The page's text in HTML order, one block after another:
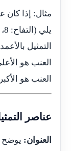
مثال: إذا كان
التمثيل
العنب هو
العنب هو
عناصر
العنوان:يوضح